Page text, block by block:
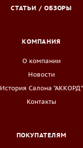
СТАТЬИ / ОБЗОРЫ
КОМПАНИЯ
О компании
Новости
История Салона "АККОРД"
Контакты
ПОКУПАТЕЛЯМ